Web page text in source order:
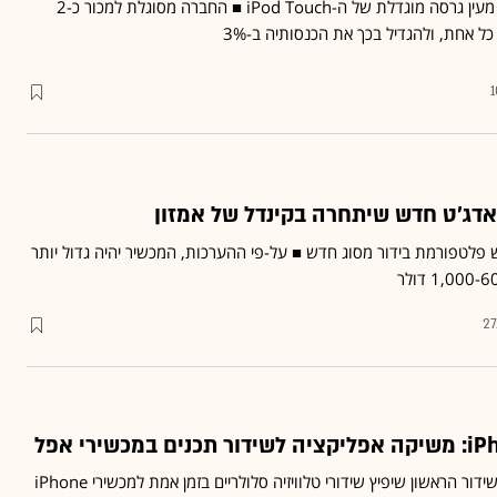
מחשב הלוח החדש מהווה מעין גרסה מוגדלת של ה-iPod Touch ■ החברה מסוגלת למכור כ-2
חדש שיתחרה בקינדל של אמזון
בידור מסוג חדש ■ על-פי ההערכות, המכשיר יהיה גדול יותר
זכיינית ערוץ 2 תהיה גוף השידור הראשון שיפיץ שידורי טלוויזיה סלולריים בזמן אמת למכשירי iPhone